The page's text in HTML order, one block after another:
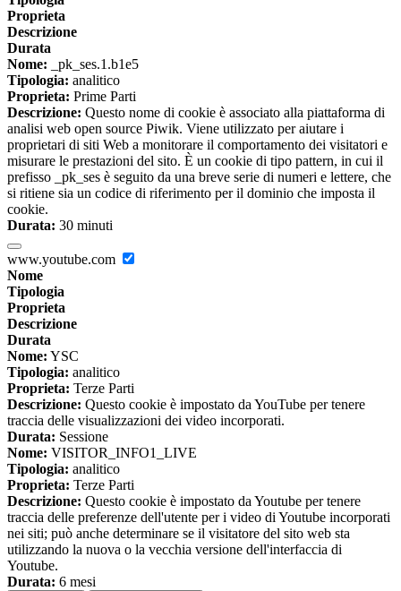
Proprieta
Descrizione
Durata
Nome: _pk_ses.1.b1e5
Tipologia: analitico
Proprieta: Prime Parti
Descrizione: Questo nome di cookie è associato alla piattaforma di
analisi web open source Piwik. Viene utilizzato per aiutare i
proprietari di siti Web a monitorare il comportamento dei visitatori e
misurare le prestazioni del sito. È un cookie di tipo pattern, in cui il
prefisso _pk_ses è seguito da una breve serie di numeri e lettere, che
si ritiene sia un codice di riferimento per il dominio che imposta il
cookie.
Durata: 30 minuti
www.youtube.com
Nome
Tipologia
Proprieta
Descrizione
Durata
Nome: YSC
Tipologia: analitico
Proprieta: Terze Parti
Descrizione: Questo cookie è impostato da YouTube per tenere
traccia delle visualizzazioni dei video incorporati.
Durata: Sessione
Nome: VISITOR_INFO1_LIVE
Tipologia: analitico
Proprieta: Terze Parti
Descrizione: Questo cookie è impostato da Youtube per tenere
traccia delle preferenze dell'utente per i video di Youtube incorporati
nei siti; può anche determinare se il visitatore del sito web sta
utilizzando la nuova o la vecchia versione dell'interfaccia di
Youtube.
Durata: 6 mesi